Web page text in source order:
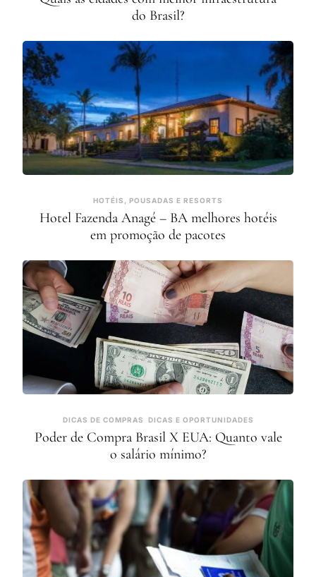
do Brasil?
HOTÉIS, POUSADAS E RESORTS
Hotel Fazenda Anagé – BA melhores hotéis
em promoção de pacotes
DICAS DE COMPRAS DICAS E OPORTUNIDADES
Poder de Compra Brasil X EUA: Quanto vale
o salário mínimo?